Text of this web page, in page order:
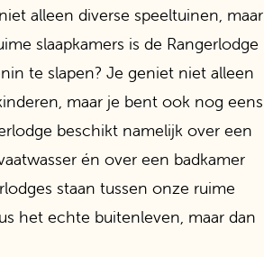
alleen diverse speeltuinen, maar
slaapkamers is de Rangerlodge
te slapen? Je geniet niet alleen
maar je bent ook nog eens
beschikt namelijk over een
én over een badkamer
staan tussen onze ruime
het echte buitenleven, maar dan